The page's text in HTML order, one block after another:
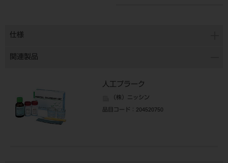
仕様
関連製品
人工プラーク
（株）ニッシン
品目コード ：204520750